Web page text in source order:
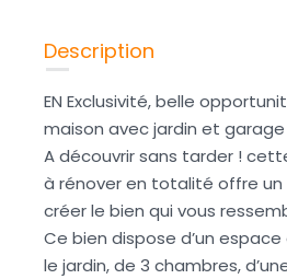
Description
EN Exclusivité, belle
maison avec jardin et
A découvrir sans tarder !
à rénover en totalité offre
créer le bien qui vous
Ce bien dispose d’un
le jardin, de 3 chambres,